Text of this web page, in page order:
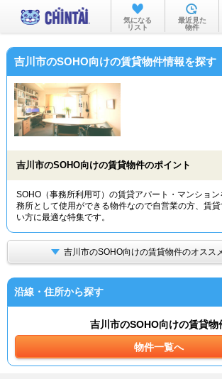
お部屋を探す
沿線・駅から
物件特集から
TOP
気になる
リスト
最近見た
物件
吉川市のSOHO向けの賃貸物件情報を探す
吉川市のSOHO向けの賃貸物件のポイント
SOHO（事務所利用可）の賃貸アパート・マンショ
務所として使用ができる物件なので自営業の方、賃
い方に最適な特集です。
吉川市のSOHO向けの賃貸物件のオスス
沿線・住所から探す
吉川市のSOHO向けの賃貸物
物件一覧へ